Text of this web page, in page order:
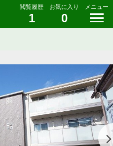
閲覧履歴
1
お気に入り
0
メニュー